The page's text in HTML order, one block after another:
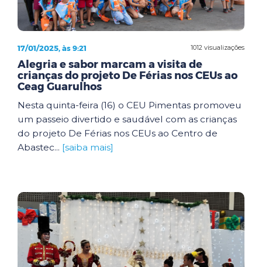
1012 visualizações
17/01/2025, às 9:21
Alegria e sabor marcam a visita de
crianças do projeto De Férias nos CEUs ao
Ceag Guarulhos
Nesta quinta-feira (16) o CEU Pimentas promoveu
um passeio divertido e saudável com as crianças
do projeto De Férias nos CEUs ao Centro de
Abastec... [saiba mais]